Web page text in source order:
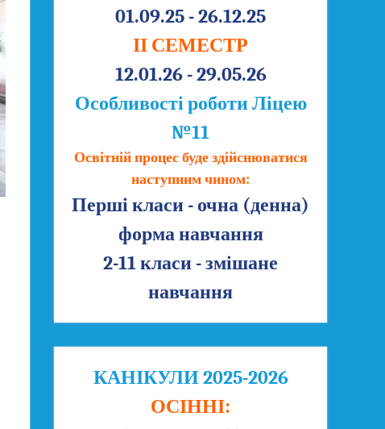
01.09.25 - 26.12.25
ІІ СЕМЕСТР
12.01.26 - 29.05.26
Особливості роботи Ліцею
№11
Освітній процес буде здійснюватися
наступним чином:
Перші класи - очна (денна)
форма навчання
2-11 класи - змішане
навчання
КАНІКУЛИ 2025-2026
ОСІННІ: